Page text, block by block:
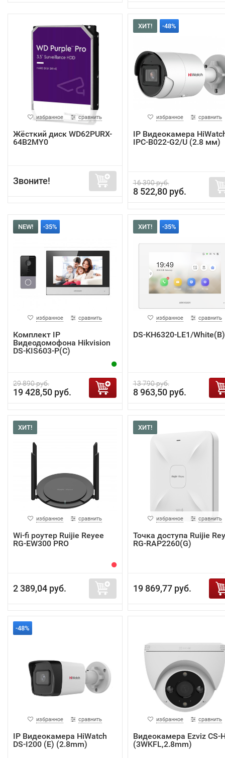
избранное сравнить
Жёсткий диск WD62PURX-
64B2MY0
Звоните!
ХИТ! -48%
избранное сравнить
IP Видеокамера
IPC-B022-G2/U (2.8 мм)
16 390 руб.
8 522,80 руб.
NEW! -35%
избранное сравнить
Комплект IP
Видеодомофона Hikvision
DS-KIS603-P(C)
29 890 руб.
19 428,50 руб.
ХИТ! -35%
избранное сравнить
DS-KH6320-LE1/White(B)
13 790 руб.
8 963,50 руб.
ХИТ!
избранное сравнить
Wi-fi роутер Ruijie Reyee
RG-EW300 PRO
2 389,04 руб.
ХИТ!
избранное сравнить
Точка доступа Ruijie
RG-RAP2260(G)
19 869,77 руб.
-48%
избранное сравнить
IP Видеокамера HiWatch
DS-I200 (E) (2.8mm)
избранное сравнить
Видеокамера Ezviz CS-
(3WKFL,2.8mm)